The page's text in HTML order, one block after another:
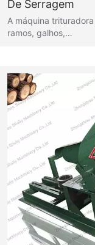
De Serragem
A máquina
ramos, galhos,…